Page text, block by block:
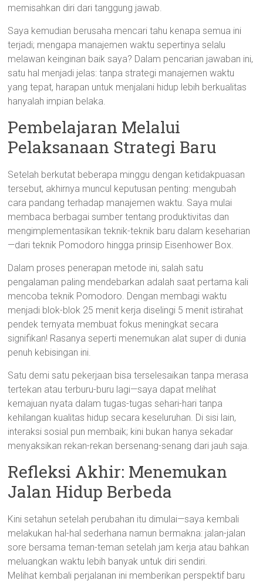
memisahkan diri dari tanggung jawab.
Saya kemudian berusaha mencari tahu kenapa semua ini
terjadi; mengapa manajemen waktu sepertinya selalu
melawan keinginan baik saya? Dalam pencarian jawaban ini,
satu hal menjadi jelas: tanpa strategi manajemen waktu
yang tepat, harapan untuk menjalani hidup lebih berkualitas
hanyalah impian belaka.
Pembelajaran Melalui
Pelaksanaan Strategi Baru
Setelah berkutat beberapa minggu dengan ketidakpuasan
tersebut, akhirnya muncul keputusan penting: mengubah
cara pandang terhadap manajemen waktu. Saya mulai
membaca berbagai sumber tentang produktivitas dan
mengimplementasikan teknik-teknik baru dalam keseharian
—dari teknik Pomodoro hingga prinsip Eisenhower Box.
Dalam proses penerapan metode ini, salah satu
pengalaman paling mendebarkan adalah saat pertama kali
mencoba teknik Pomodoro. Dengan membagi waktu
menjadi blok-blok 25 menit kerja diselingi 5 menit istirahat
pendek ternyata membuat fokus meningkat secara
signifikan! Rasanya seperti menemukan alat super di dunia
penuh kebisingan ini.
Satu demi satu pekerjaan bisa terselesaikan tanpa merasa
tertekan atau terburu-buru lagi—saya dapat melihat
kemajuan nyata dalam tugas-tugas sehari-hari tanpa
kehilangan kualitas hidup secara keseluruhan. Di sisi lain,
interaksi sosial pun membaik; kini bukan hanya sekadar
menyaksikan rekan-rekan bersenang-senang dari jauh saja.
Refleksi Akhir: Menemukan
Jalan Hidup Berbeda
Kini setahun setelah perubahan itu dimulai—saya kembali
melakukan hal-hal sederhana namun bermakna: jalan-jalan
sore bersama teman-teman setelah jam kerja atau bahkan
meluangkan waktu lebih banyak untuk diri sendiri.
Melihat kembali perjalanan ini memberikan perspektif baru